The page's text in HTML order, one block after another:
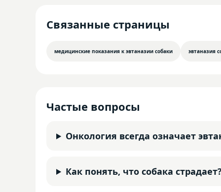
Связанные страницы
медицинские показания к эвтаназии собаки эвтаназия
Частые вопросы
Онкология всегда означает
Как понять, что собака